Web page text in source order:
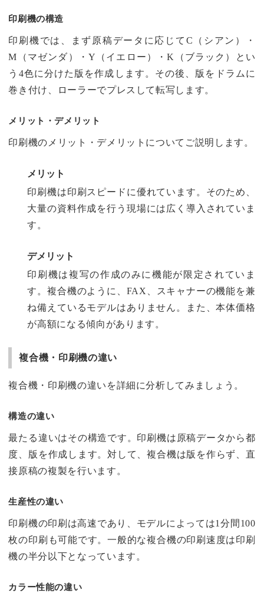
印刷機の構造
印刷機では、まず原稿データに応じてC（シアン）・
M（マゼンダ）・Y（イエロー）・K（ブラック）とい
う4色に分けた版を作成します。その後、版をドラムに
巻き付け、ローラーでプレスして転写します。
メリット・デメリット
印刷機のメリット・デメリットについてご説明します。
メリット
印刷機は印刷スピードに優れています。そのため、
大量の資料作成を行う現場には広く導入されていま
す。
デメリット
印刷機は複写の作成のみに機能が限定されていま
す。複合機のように、FAX、スキャナーの機能を兼
ね備えているモデルはありません。また、本体価格
が高額になる傾向があります。
複合機・印刷機の違い
複合機・印刷機の違いを詳細に分析してみましょう。
構造の違い
最たる違いはその構造です。印刷機は原稿データから都
度、版を作成します。対して、複合機は版を作らず、直
接原稿の複製を行います。
生産性の違い
印刷機の印刷は高速であり、モデルによっては1分間100
枚の印刷も可能です。一般的な複合機の印刷速度は印刷
機の半分以下となっています。
カラー性能の違い